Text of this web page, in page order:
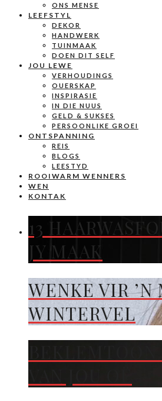
ONS MENSE
LEEFSTYL
DEKOR
HANDWERK
TUINMAAK
DOEN DIT SELF
JOU LEWE
VERHOUDINGS
OUERSKAP
INSPIRASIE
IN DIE NUUS
GELD & SUKSES
PERSOONLIKE GROEI
ONTSPANNING
REIS
BLOGS
LEESTYD
ROOIWARM WENNERS
WEN
KONTAK
13
JY MAAK
WENKE VIR ’N
WINTERVEL